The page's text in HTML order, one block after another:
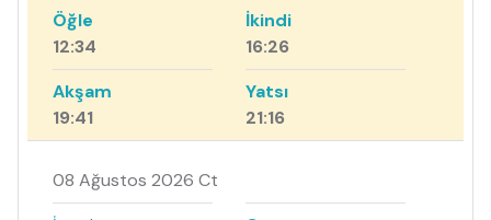
Öğle
12:34
İkindi
16:26
Akşam
19:41
Yatsı
21:16
08 Ağustos 2026 Ct